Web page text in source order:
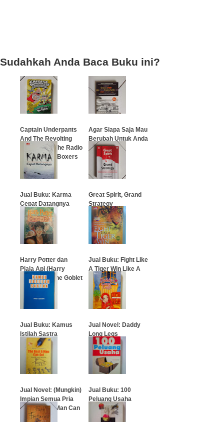
Sudahkah Anda Baca Buku ini?
Captain Underpants
And The Revolting
Revenge of The Radio
Active Robo-Boxers
…
Agar Siapa Saja Mau
Berubah Untuk Anda
Jual Buku: Karma
Cepat Datangnya
…
Great Spirit, Grand
Strategy
…
Harry Potter dan
Piala Api (Harry
Potter And The Goblet
Fire)
…
Jual Buku: Fight Like
A Tiger Win Like A
Champion
…
Jual Buku: Kamus
Istilah Sastra
Jual Novel: Daddy
Long Legs
…
Jual Novel: (Mungkin)
Impian Semua Pria
(The Best A Man Can
Get)
Jual Buku: 100
Peluang Usaha